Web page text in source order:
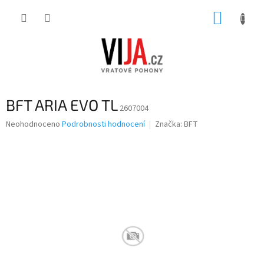
BFT ARIA EVO TL 2607004
Průměrné
Neohodnoceno Podrobnosti hodnocení Značka: BFT